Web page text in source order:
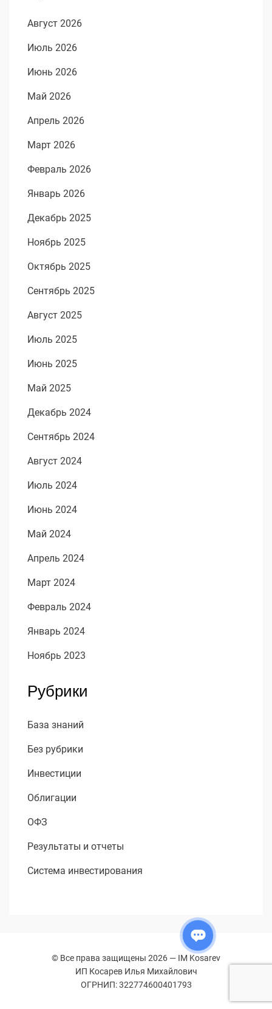
Август 2026
Июль 2026
Июнь 2026
Май 2026
Апрель 2026
Март 2026
Февраль 2026
Январь 2026
Декабрь 2025
Ноябрь 2025
Октябрь 2025
Сентябрь 2025
Август 2025
Июль 2025
Июнь 2025
Май 2025
Декабрь 2024
Сентябрь 2024
Август 2024
Июль 2024
Июнь 2024
Май 2024
Апрель 2024
Март 2024
Февраль 2024
Январь 2024
Ноябрь 2023
Рубрики
База знаний
Без рубрики
Инвестиции
Облигации
ОФЗ
Результаты и отчеты
Система инвестирования
© Все права защищены 2026 — IM Kosarev
ИП Косарев Илья Михайлович
ОГРНИП: 322774600401793